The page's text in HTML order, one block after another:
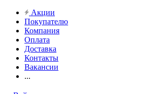
Акции
Покупателю
Компания
Оплата
Доставка
Контакты
Вакансии
...